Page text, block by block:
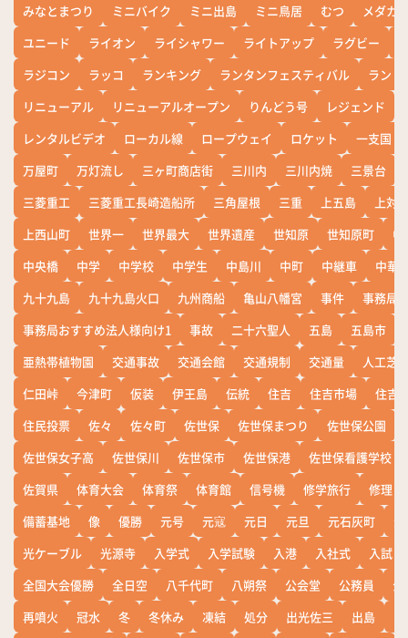
みなとまつり
ミニバイク ミニ出島 ミニ鳥居 むつ
メダカ
ユニード
ライオン ライシャワー ライトアップ ラグビー
ラジコン
ラッコ ランキング ランタンフェスティバル
ランド
リニューアル
リニューアルオープン りんどう号 レジェンド
レンタルビデオ
ローカル線 ロープウェイ ロケット
一支国
万屋町
万灯流し 三ヶ町商店街 三川内 三川内焼 三景台
三菱重工
三菱重工長崎造船所 三角屋根 三重 上五島
上対
上西山町
世界一 世界最大 世界遺産 世知原 世知原町
中
中央橋
中学 中学校 中学生 中島川 中町 中継車
中華
九十九島
九十九島火口 九州商船 亀山八幡宮 事件
事務局
事務局おすすめ法人様向け1
事故 二十六聖人 五島 五島市
亜熱帯植物園
交通事故 交通会館 交通規制 交通量
人工芝
仁田峠
今津町 仮装 伊王島 伝統 住吉 住吉市場
住吉
住民投票
佐々 佐々町 佐世保 佐世保まつり 佐世保公園
佐世保女子高
佐世保川 佐世保市 佐世保港
佐世保看護学校
佐賀県
体育大会 体育祭 体育館 信号機 修学旅行
修理
備蓄基地
像 優勝 元号 元寇 元日 元旦 元石灰町
光ケーブル
光源寺 入学式 入学試験 入港 入社式
入試
全国大会優勝
全日空 八千代町 八朔祭 公会堂 公務員
公
再噴火
冠水 冬 冬休み 凍結 処分 出光佐三 出島